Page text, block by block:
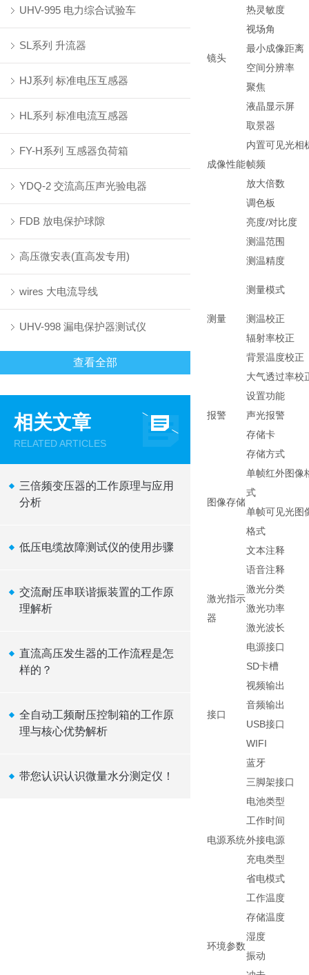
UHV-995 电力综合试验车
SL系列 升流器
HJ系列 标准电压互感器
HL系列 标准电流互感器
FY-H系列 互感器负荷箱
YDQ-2 交流高压声光验电器
FDB 放电保护球隙
高压微安表(直高发专用)
wires 大电流导线
UHV-998 漏电保护器测试仪
查看全部
相关文章
RELATED ARTICLES
三倍频变压器的工作原理与应用
分析
低压电缆故障测试仪的使用步骤
交流耐压串联谐振装置的工作原
理解析
直流高压发生器的工作流程是怎
样的？
全自动工频耐压控制箱的工作原
理与核心优势解析
带您认识认识微量水分测定仪！
热灵敏度
镜头
视场角
最小成像距离
空间分辨率
聚焦
成像性能
液晶显示屏
取景器
内置可见光相
帧频
放大倍数
调色板
亮度/对比度
测量
测温范围
测温精度
测量模式
测温校正
辐射率校正
背景温度校正
大气透过率校
设置功能
报警
声光报警
图像存储
存储卡
存储方式
单帧红外图像
式
单帧可见光图
格式
文本注释
语音注释
激光指示
器
激光分类
激光功率
激光波长
接口
电源接口
SD卡槽
视频输出
音频输出
USB接口
WIFI
蓝牙
三脚架接口
电源系统
电池类型
工作时间
外接电源
充电类型
省电模式
环境参数
工作温度
存储温度
湿度
振动